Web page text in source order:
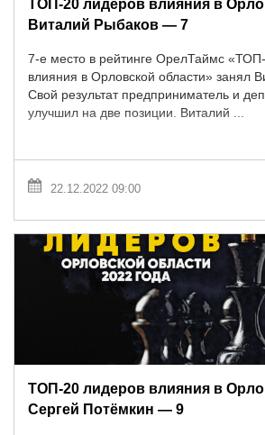
ТОП-20 лидеров влияния в
Виталий Рыбаков — 7
7-е место в рейтинге ОрелТаймс
влияния в Орловской области» занял
Свой результат предприниматель и
улучшил на две позиции. Виталий ...
22.12.2022 09:00
ТОП-20 лидеров влияния в
Сергей Потёмкин — 9